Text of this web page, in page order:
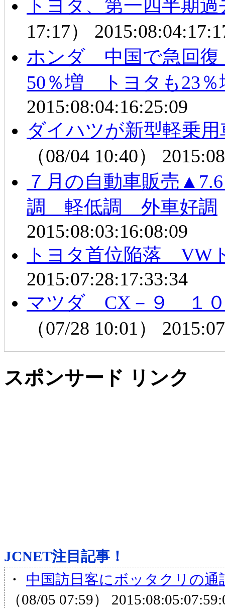
トヨタ、第一四半期
17:17）
ホンダ 中国で急回
50％増 トヨタも23％
2015:08:04:16:25:09
ダイハツが新型軽乗
（08/04 10:40）
７月の自動車販売
調 軽低調 外車好調
2015:08:03:16:08:09
トヨタ首位陥落 VW
2015:07:28:17:33:34
マツダ CX－９ １
（07/28 10:01）
スポンサード リンク
JCNET注目記事！
・ 中国訪日客にボッタクリの
（08/05 07:59）